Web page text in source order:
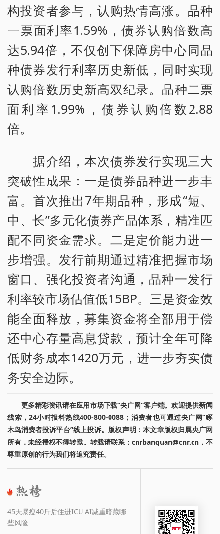
构投资者参与，认购热情高涨。品种
一票面利率1.59%，债券认购倍数高
达5.94倍，不仅创下保障房中心同品
种债券发行利率历史新低，同时实现
认购倍数历史新高双纪录。品种二票
面利率1.99%，债券认购倍数2.88
倍。
据介绍，本次债券发行实现三大
突破性成果：一是债券品种进一步丰
富。首次推出7年期品种，形成“短、
中、长”多元化债券产品体系，精准匹
配不同资金需求。二是定价能力进一
步增强。发行前期通过精准把握市场
窗口、强化投资者沟通，品种一发行
利率较市场估值低15BP。三是资金效
能全面释放，募集资金将全部用于偿
还中心存量高息贷款，预计全年可降
低财务成本1420万元，进一步夯实债
务安全边际。
更多精彩资讯请在应用市场下载“央广网”客户端。欢迎提供新闻
线索，24小时报料热线400-800-0088；消费者也可通过央广网“啄
木鸟消费者投诉平台”线上投诉。版权声明：本文章版权归属央广网
所有，未经授权不得转载。转载请联系：cnrbanquan@cnr.cn，不
尊重原创的行为我们将追究责任。
45天暴瘦40斤后住进ICU AI减重暗藏哪
些风险